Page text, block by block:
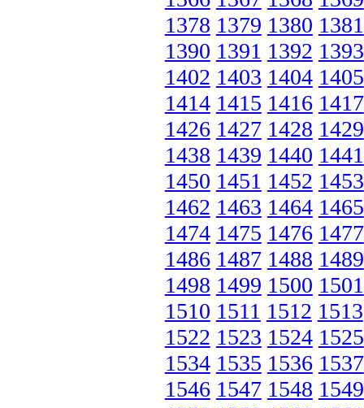
1378 1379 1380 1381
1390 1391 1392 1393
1402 1403 1404 1405
1414 1415 1416 1417
1426 1427 1428 1429
1438 1439 1440 1441
1450 1451 1452 1453
1462 1463 1464 1465
1474 1475 1476 1477
1486 1487 1488 1489
1498 1499 1500 1501
1510 1511 1512 1513
1522 1523 1524 1525
1534 1535 1536 1537
1546 1547 1548 1549